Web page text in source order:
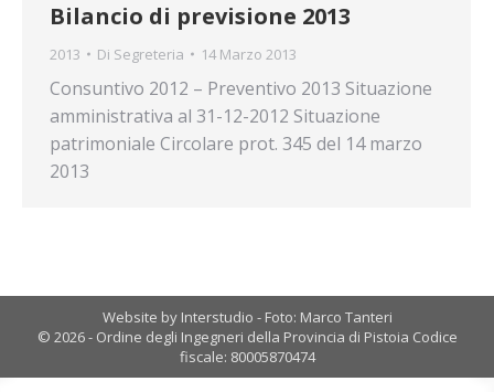
Bilancio di previsione 2013
2013 Di Segreteria 14 Marzo 2013
Consuntivo 2012 – Preventivo 2013 Situazione
amministrativa al 31-12-2012 Situazione
patrimoniale Circolare prot. 345 del 14 marzo
2013
Website by Interstudio - Foto: Marco Tanteri
© 2026 - Ordine degli Ingegneri della Provincia di Pistoia Codice
fiscale: 80005870474